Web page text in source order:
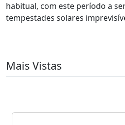
habitual, com este período a
tempestades solares
Mais Vistas